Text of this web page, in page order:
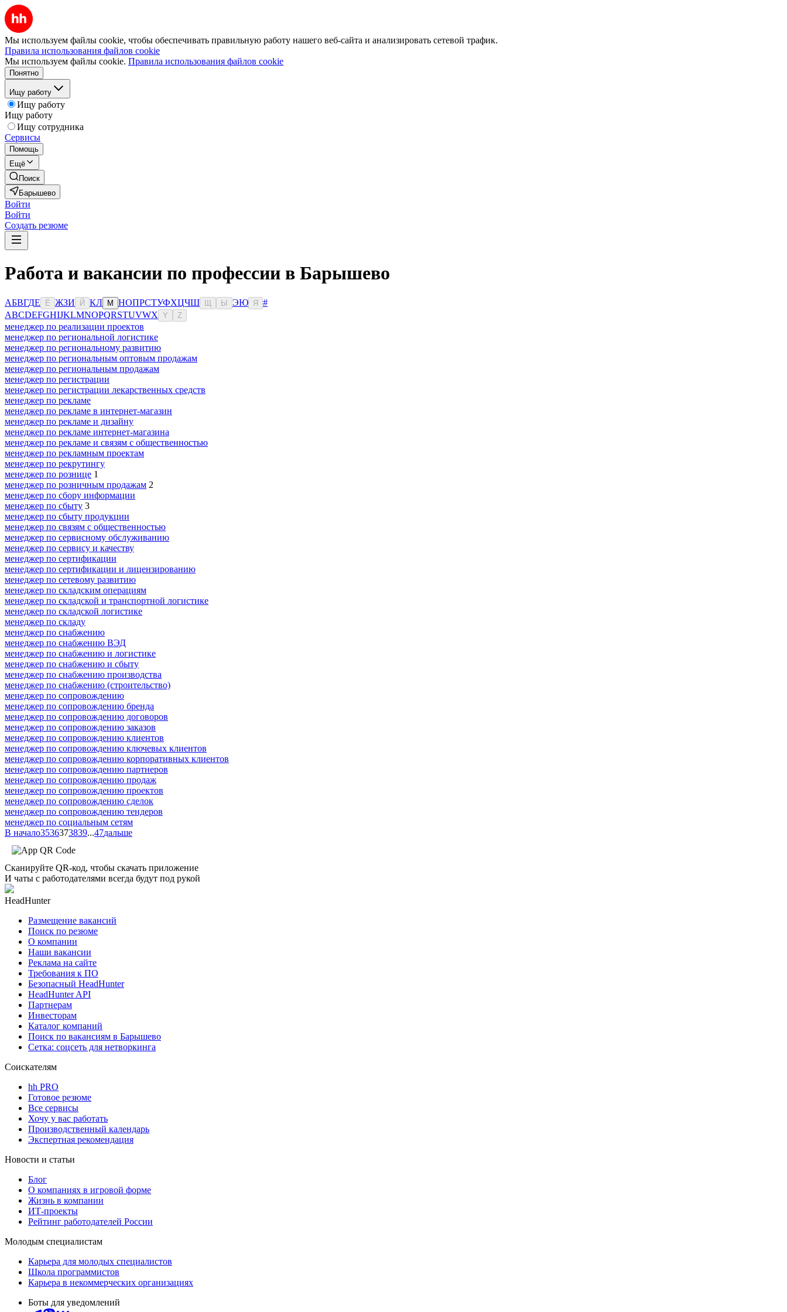
Мы используем файлы cookie, чтобы обеспечивать правильную работу нашего веб-сайта и анализировать сетевой трафик.
Правила использования файлов cookie
Мы используем файлы cookie. Правила использования файлов cookie
Понятно
Ищу работу
Ищу работу
Ищу работу
Ищу сотрудника
Сервисы
Помощь
Ещё
Поиск
Барышево
Войти
Войти
Создать резюме
Работа и вакансии по профессии в Барышево
АБВГДЕ Ё ЖЗИ Й КЛ М НОПРСТУФХЦЧШ Ы ЭЮ Я
#
ABCDEFGHIJKLMNOPQRSTUVWX Y Z
менеджер по реализации проектов
менеджер по региональной логистике
менеджер по региональному развитию
менеджер по региональным оптовым продажам
менеджер по региональным продажам
менеджер по регистрации
менеджер по регистрации лекарственных средств
менеджер по рекламе
менеджер по рекламе в интернет-магазин
менеджер по рекламе и дизайну
менеджер по рекламе интернет-магазина
менеджер по рекламе и связям с общественностью
менеджер по рекламным проектам
менеджер по рекрутингу
менеджер по рознице 1
менеджер по розничным продажам 2
менеджер по сбору информации
менеджер по сбыту 3
менеджер по сбыту продукции
менеджер по связям с общественностью
менеджер по сервисному обслуживанию
менеджер по сервису и качеству
менеджер по сертификации
менеджер по сертификации и лицензированию
менеджер по сетевому развитию
менеджер по складским операциям
менеджер по складской и транспортной логистике
менеджер по складской логистике
менеджер по складу
менеджер по снабжению
менеджер по снабжению ВЭД
менеджер по снабжению и логистике
менеджер по снабжению и сбыту
менеджер по снабжению производства
менеджер по снабжению (строительство)
менеджер по сопровождению
менеджер по сопровождению бренда
менеджер по сопровождению договоров
менеджер по сопровождению заказов
менеджер по сопровождению клиентов
менеджер по сопровождению ключевых клиентов
менеджер по сопровождению корпоративных клиентов
менеджер по сопровождению партнеров
менеджер по сопровождению продаж
менеджер по сопровождению проектов
менеджер по сопровождению сделок
менеджер по сопровождению тендеров
менеджер по социальным сетям
В начало3536373839...47дальше
Сканируйте QR-код, чтобы скачать приложение
И чаты с работодателями всегда будут под рукой
HeadHunter
Размещение вакансий
Поиск по резюме
О компании
Наши вакансии
Реклама на сайте
Требования к ПО
Безопасный HeadHunter
HeadHunter API
Партнерам
Инвесторам
Каталог компаний
Поиск по вакансиям в Барышево
Сетка: соцсеть для нетворкинга
Соискателям
hh PRO
Готовое резюме
Все сервисы
Хочу у вас работать
Производственный календарь
Экспертная рекомендация
Новости и статьи
Блог
О компаниях в игровой форме
Жизнь в компании
ИТ-проекты
Рейтинг работодателей России
Молодым специалистам
Карьера для молодых специалистов
Школа программистов
Карьера в некоммерческих организациях
Боты для уведомлений